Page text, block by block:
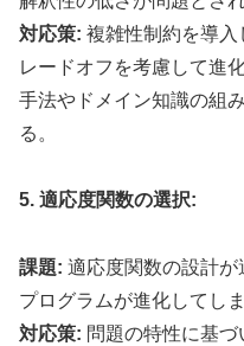
対応策: 複雑性制約を導入
レードオフを考慮して進
手法やドメイン知識の組
る。
5. 適応度関数の選択:
課題: 適応度関数の設計
プログラムが進化してしま
対応策: 問題の特性に基